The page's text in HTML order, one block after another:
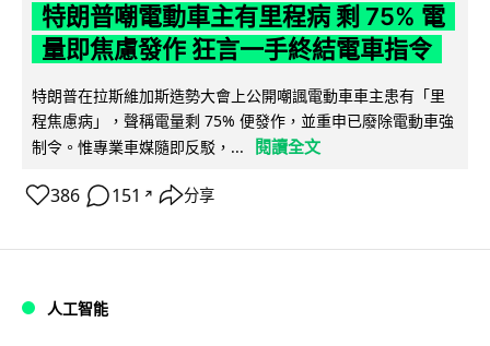
特朗普嘲電動車主有里程病 剩 75% 電
量即焦慮發作 狂言一手終結電車指令
特朗普在拉斯維加斯造勢大會上公開嘲諷電動車車主患有「里
程焦慮病」，聲稱電量剩 75% 便發作，並重申已廢除電動車強
制令。惟專業車媒隨即反駁，...
閱讀全文
386 151 ↗ 分享
人工智能